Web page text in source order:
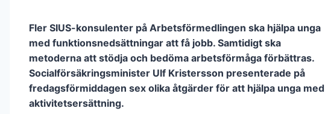
Fler SIUS-konsulenter på Arbetsförmedlingen ska hjälpa unga
med funktionsnedsättningar att få jobb. Samtidigt ska
metoderna att stödja och bedöma arbetsförmåga förbättras.
Socialförsäkringsminister Ulf Kristersson presenterade på
fredagsförmiddagen sex olika åtgärder för att hjälpa unga med
aktivitetsersättning.